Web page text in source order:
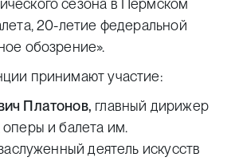
сезона в Пермском
20-летие федеральной
обозрение».
принимают участие:
Платонов, главный дирижер
и балета им.
деятель искусств